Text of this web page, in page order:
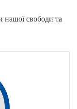
нашої свободи та